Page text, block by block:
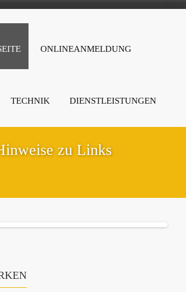
ONLINEANMELDUNG
TECHNIK DIENSTLEISTUNGEN
zu Links